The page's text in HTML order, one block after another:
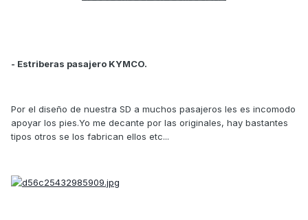
- Estriberas pasajero KYMCO.
Por el diseño de nuestra SD a muchos pasajeros les es incomodo
apoyar los pies.Yo me decante por las originales, hay bastantes
tipos otros se los fabrican ellos etc...